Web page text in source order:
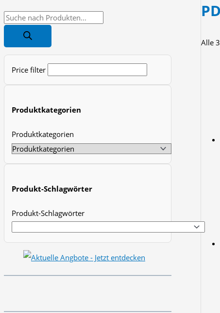
P
o
c
a
Price filter
Produktkategorien
Produktkategorien
Produkt-Schlagwörter
Produkt-Schlagwörter
Alle